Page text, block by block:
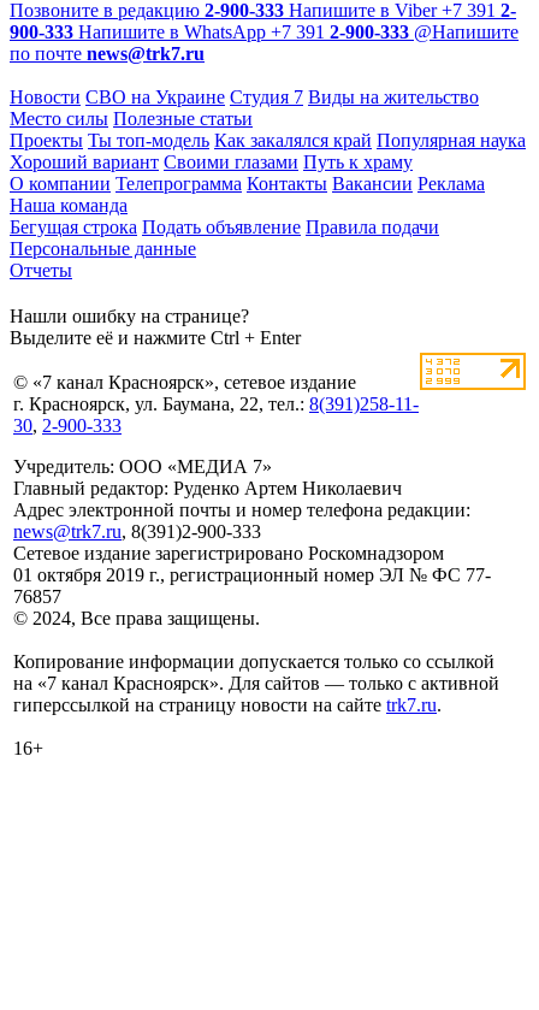
Позвоните в редакцию 2-900-333 Напишите в Viber +7 391 2-
900-333 Напишите в WhatsApp +7 391 2-900-333 @Напишите
по почте news@trk7.ru
Новости СВО на Украине Студия 7 Виды на жительство
Место силы Полезные статьи
Проекты Ты топ-модель Как закалялся край Популярная наука
Хороший вариант Своими глазами Путь к храму
О компании Телепрограмма Контакты Вакансии Реклама
Наша команда
Бегущая строка Подать объявление Правила подачи
Персональные данные
Отчеты
Нашли ошибку на странице?
Выделите её и нажмите Ctrl + Enter
© «7 канал Красноярск», сетевое издание
г. Красноярск, ул. Баумана, 22, тел.: 8(391)258-11-
30, 2-900-333
Учредитель: ООО «МЕДИА 7»
Главный редактор: Руденко Артем Николаевич
Адрес электронной почты и номер телефона редакции:
news@trk7.ru, 8(391)2-900-333
Сетевое издание зарегистрировано Роскомнадзором
01 октября 2019 г., регистрационный номер ЭЛ № ФС 77-
76857
© 2024, Все права защищены.
Копирование информации допускается только со ссылкой
на «7 канал Красноярск». Для сайтов — только с активной
гиперссылкой на страницу новости на сайте trk7.ru.
16+